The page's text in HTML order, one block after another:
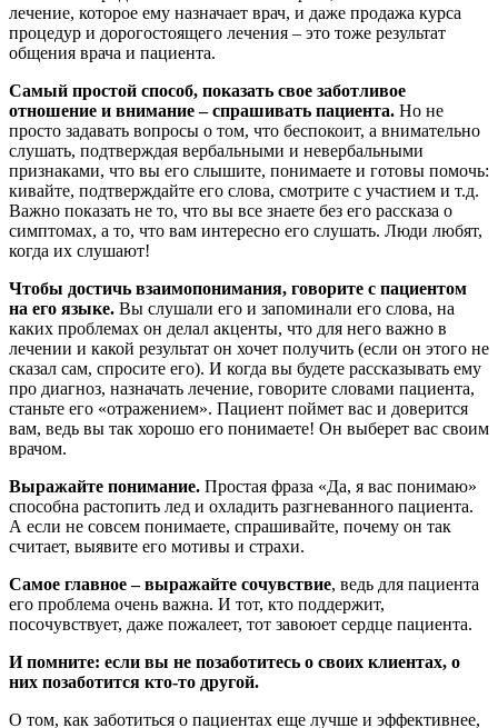
лечение, которое ему назначает врач, и даже продажа курса
процедур и дорогостоящего лечения – это тоже результат
общения врача и пациента.
Самый простой способ, показать свое заботливое
отношение и внимание – спрашивать пациента. Но не
просто задавать вопросы о том, что беспокоит, а внимательно
слушать, подтверждая вербальными и невербальными
признаками, что вы его слышите, понимаете и готовы помочь:
кивайте, подтверждайте его слова, смотрите с участием и т.д.
Важно показать не то, что вы все знаете без его рассказа о
симптомах, а то, что вам интересно его слушать. Люди любят,
когда их слушают!
Чтобы достичь взаимопонимания, говорите с пациентом
на его языке. Вы слушали его и запоминали его слова, на
каких проблемах он делал акценты, что для него важно в
лечении и какой результат он хочет получить (если он этого не
сказал сам, спросите его). И когда вы будете рассказывать ему
про диагноз, назначать лечение, говорите словами пациента,
станьте его «отражением». Пациент поймет вас и доверится
вам, ведь вы так хорошо его понимаете! Он выберет вас своим
врачом.
Выражайте понимание. Простая фраза «Да, я вас понимаю»
способна растопить лед и охладить разгневанного пациента.
А если не совсем понимаете, спрашивайте, почему он так
считает, выявите его мотивы и страхи.
Самое главное – выражайте сочувствие, ведь для пациента
его проблема очень важна. И тот, кто поддержит,
посочувствует, даже пожалеет, тот завоюет сердце пациента.
И помните: если вы не позаботитесь о своих клиентах, о
них позаботится кто-то другой.
О том, как заботиться о пациентах еще лучше и эффективнее,